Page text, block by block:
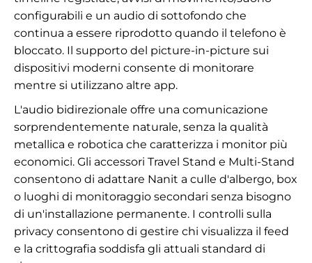
configurabili e un audio di sottofondo che
continua a essere riprodotto quando il telefono è
bloccato. Il supporto del picture-in-picture sui
dispositivi moderni consente di monitorare
mentre si utilizzano altre app.
L'audio bidirezionale offre una comunicazione
sorprendentemente naturale, senza la qualità
metallica e robotica che caratterizza i monitor più
economici. Gli accessori Travel Stand e Multi-Stand
consentono di adattare Nanit a culle d'albergo, box
o luoghi di monitoraggio secondari senza bisogno
di un'installazione permanente. I controlli sulla
privacy consentono di gestire chi visualizza il feed
e la crittografia soddisfa gli attuali standard di